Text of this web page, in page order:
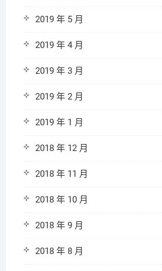
2019 年 5 月
2019 年 4 月
2019 年 3 月
2019 年 2 月
2019 年 1 月
2018 年 12 月
2018 年 11 月
2018 年 10 月
2018 年 9 月
2018 年 8 月